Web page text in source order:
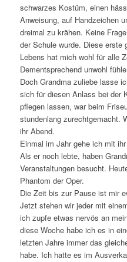
schwarzes Kostüm, einen
Anweisung, auf Handzeichen
dreimal zu krähen. Keine
der Schule wurde. Diese erste
Lebens hat mich wohl für alle
Dementsprechend unwohl
Doch Grandma zuliebe lasse
sich für diesen Anlass bei der
pflegen lassen, war beim
stundenlang zurechtgemacht.
ihr Abend.
Einmal im Jahr gehe ich mit
Als er noch lebte, haben
Veranstaltungen besucht.
Phantom der Oper.
Die Zeit bis zur Pause ist mir
Jetzt stehen wir jeder mit
ich zupfe etwas nervös an
diese Woche habe ich es in
letzten Jahre immer das
habe. Ich hatte es im